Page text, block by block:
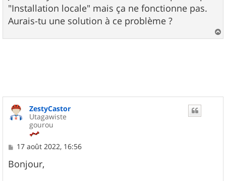
"Installation locale" mais ça ne fonctionne pas.
Aurais-tu une solution à ce problème ?
a
ZestyCastor
Utagawiste
gourou
M
s
s
17 août 2022, 16:56
Bonjour,